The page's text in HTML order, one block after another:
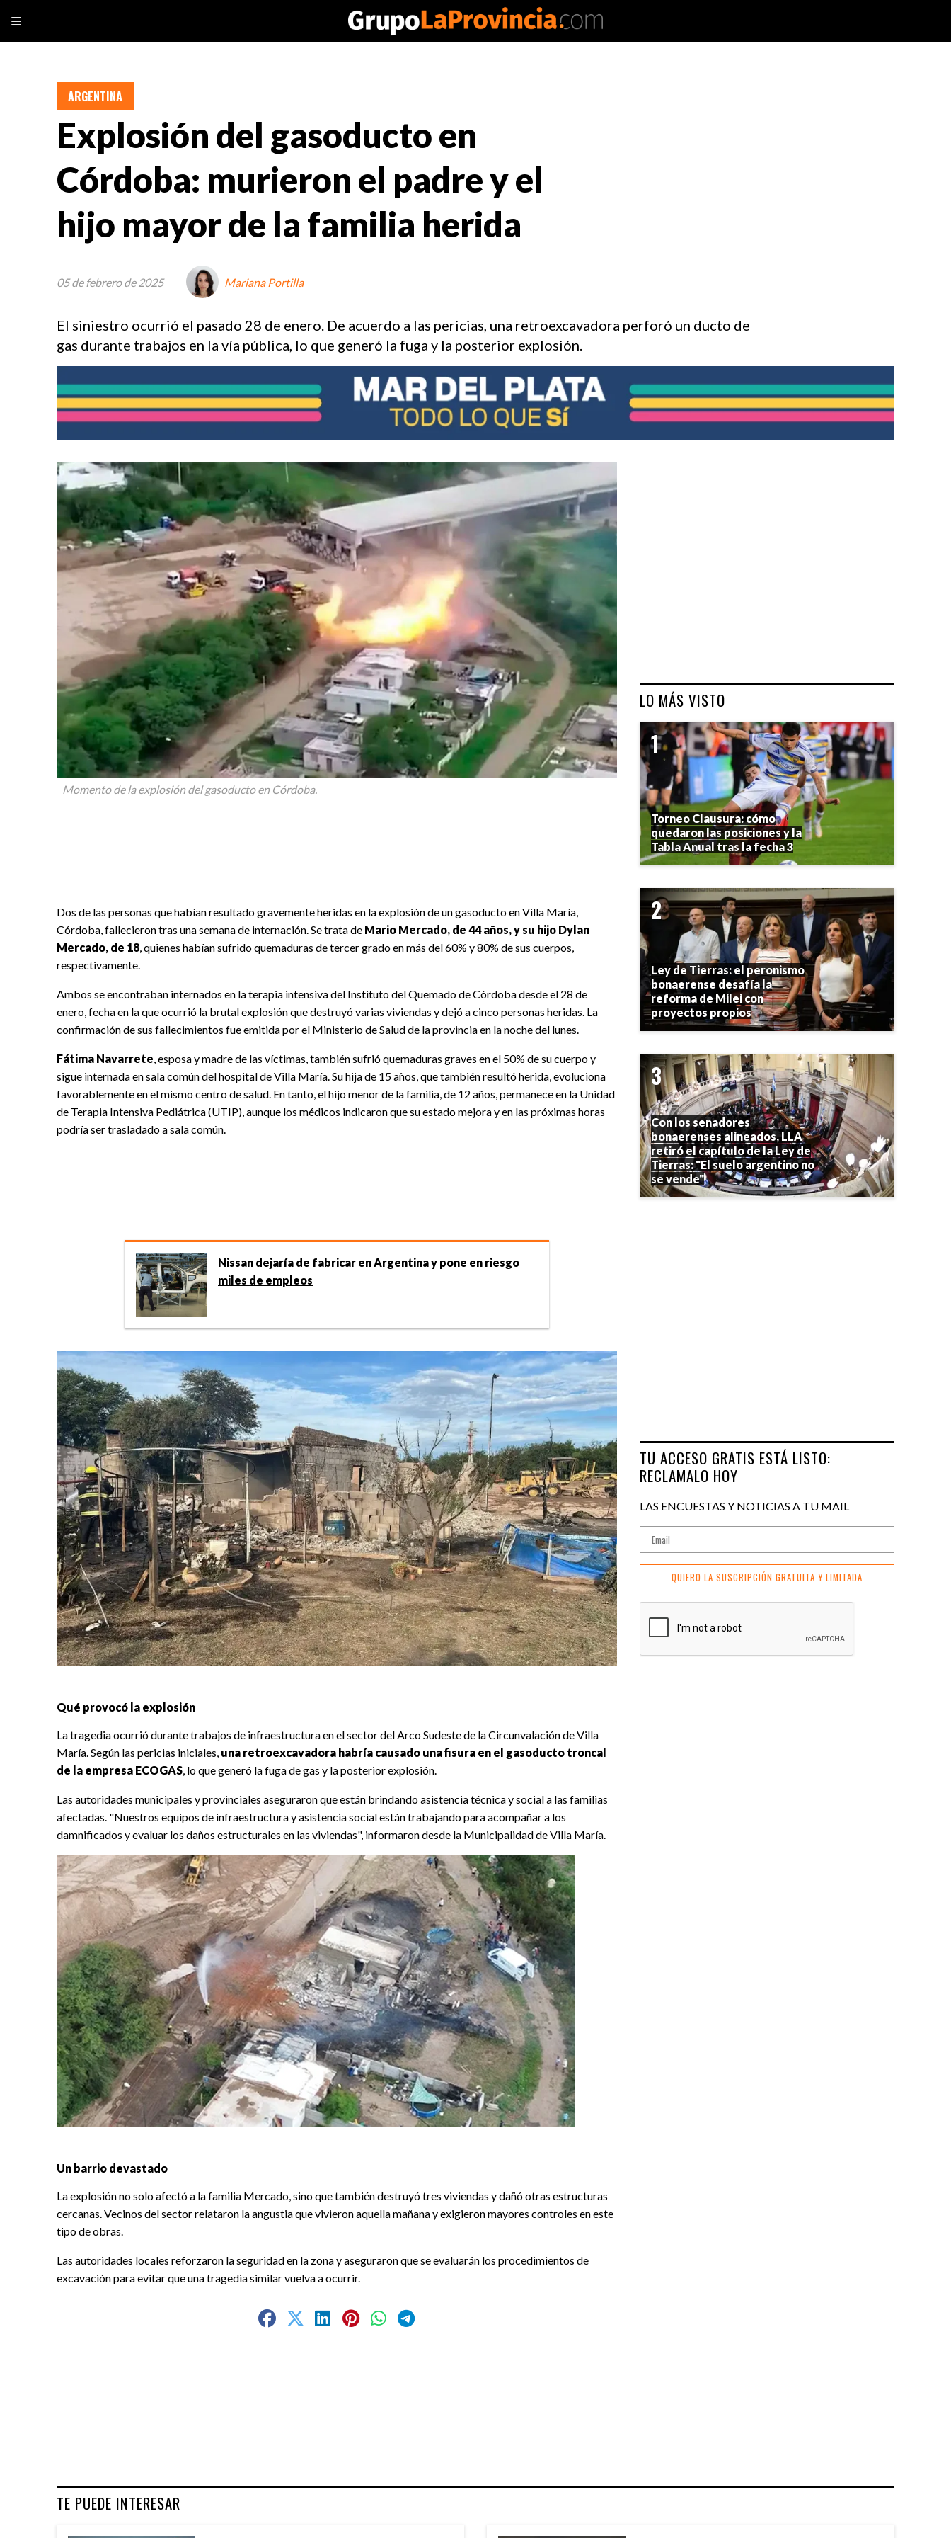
Explosión del gasoducto en
Córdoba: murieron el padre y el
hijo mayor de la familia herida
El siniestro ocurrió el pasado 28 de enero. De acuerdo a las pericias, una retroexcavadora perforó un ducto de
gas durante trabajos en la vía pública, lo que generó la fuga y la posterior explosión.
ARGENTINA
05 de febrero de 2025 Mariana Portilla
Momento de la explosión del gasoducto en Córdoba.
Dos de las personas que habían resultado gravemente heridas en la explosión de un gasoducto en Villa María,
Córdoba, fallecieron tras una semana de internación. Se trata de Mario Mercado, de 44 años, y su hijo Dylan
Mercado, de 18 , quienes habían sufrido quemaduras de tercer grado en más del 60% y 80% de sus cuerpos,
respectivamente.
Ambos se encontraban internados en la terapia intensiva del Instituto del Quemado de Córdoba desde el 28 de
enero, fecha en la que ocurrió la brutal explosión que destruyó varias viviendas y dejó a cinco personas heridas. La
confirmación de sus fallecimientos fue emitida por el Ministerio de Salud de la provincia en la noche del lunes.
Fátima Navarrete , esposa y madre de las víctimas, también sufrió quemaduras graves en el 50% de su cuerpo y
sigue internada en sala común del hospital de Villa María. Su hija de 15 años, que también resultó herida, evoluciona
favorablemente en el mismo centro de salud. En tanto, el hijo menor de la familia, de 12 años, permanece en la Unidad
de Terapia Intensiva Pediátrica (UTIP), aunque los médicos indicaron que su estado mejora y en las próximas horas
podría ser trasladado a sala común.
Nissan dejaría de fabricar en Argentina y pone en riesgo
miles de empleos
Qué provocó la explosión
La tragedia ocurrió durante trabajos de infraestructura en el sector del Arco Sudeste de la Circunvalación de Villa
María. Según las pericias iniciales, una retroexcavadora habría causado una fisura en el gasoducto troncal
de la empresa ECOGAS, lo que generó la fuga de gas y la posterior explosión.
Las autoridades municipales y provinciales aseguraron que están brindando asistencia técnica y social a las familias
afectadas. "Nuestros equipos de infraestructura y asistencia social están trabajando para acompañar a los
damnificados y evaluar los daños estructurales en las viviendas", informaron desde la Municipalidad de Villa María.
Un barrio devastado
La explosión no solo afectó a la familia Mercado, sino que también destruyó tres viviendas y dañó otras estructuras
cercanas. Vecinos del sector relataron la angustia que vivieron aquella mañana y exigieron mayores controles en este
tipo de obras.
Las autoridades locales reforzaron la seguridad en la zona y aseguraron que se evaluarán los procedimientos de
excavación para evitar que una tragedia similar vuelva a ocurrir.
TE PUEDE INTERESAR
LO MÁS VISTO
Torneo Clausura: cómo
quedaron las posiciones y la
Tabla Anual tras la fecha 3
Ley de Tierras: el peronismo
bonaerense desafía la
reforma de Milei con
proyectos propios
Con los senadores
bonaerenses alineados, LLA
retiró el capítulo de la Ley de
Tierras: "El suelo argentino no
se vende"
TU ACCESO GRATIS ESTÁ LISTO:
RECLAMALO HOY
LAS ENCUESTAS Y NOTICIAS A TU MAIL
QUIERO LA SUSCRIPCIÓN GRATUITA Y LIMITADA